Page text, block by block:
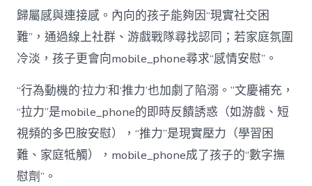
歸屬感與連接感。內向的孩子能夠因“現實社交困
難”，通過線上社群、游戲戰隊尋找認同；若家庭氛圍
冷淡，孩子更會向mobile_phone尋求“感情安慰”。
“行為動機的‘拉力’和‘推力’也加劇了陷溺。”文慶補充，
“拉力”是mobile_phone的即時反饋誘惑（如游戲、短
視頻的多巴胺安慰），“推力”是現實壓力（學習困
難、家庭牴觸），mobile_phone成了孩子的“數字撫
慰劑”。